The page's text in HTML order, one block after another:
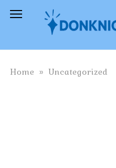
Skip
Home » Uncategorized